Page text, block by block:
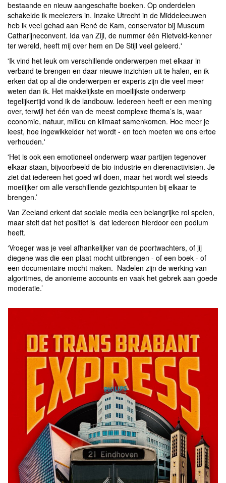
bestaande en nieuw aangeschafte boeken. Op onderdelen
schakelde ik meelezers in. Inzake Utrecht in de Middeleeuwen
heb ik veel gehad aan René de Kam, conservator bij Museum
Catharijneconvent. Ida van Zijl, de nummer één Rietveld-kenner
ter wereld, heeft mij over hem en De Stijl veel geleerd.'
'Ik vind het leuk om verschillende onderwerpen met elkaar in
verband te brengen en daar nieuwe inzichten uit te halen, en ik
erken dat op al die onderwerpen er experts zijn die veel meer
weten dan ik. Het makkelijkste en moeilijkste onderwerp
tegelijkertijd vond ik de landbouw. Iedereen heeft er een mening
over, terwijl het één van de meest complexe thema’s is, waar
economie, natuur, milieu en klimaat samenkomen. Hoe meer je
leest, hoe ingewikkelder het wordt - en toch moeten we ons ertoe
verhouden.'
'Het is ook een emotioneel onderwerp waar partijen tegenover
elkaar staan, bijvoorbeeld de bio-industrie en dierenactivisten. Je
ziet dat iedereen het goed wil doen, maar het wordt wel steeds
moeilijker om alle verschillende gezichtspunten bij elkaar te
brengen.’
Van Zeeland erkent dat sociale media een belangrijke rol spelen,
maar stelt dat het positief is dat iedereen hierdoor een podium
heeft.
‘Vroeger was je veel afhankelijker van de poortwachters, of jij
diegene was die een plaat mocht uitbrengen - of een boek - of
een documentaire mocht maken. Nadelen zijn de werking van
algoritmes, de anonieme accounts en vaak het gebrek aan goede
moderatie.’